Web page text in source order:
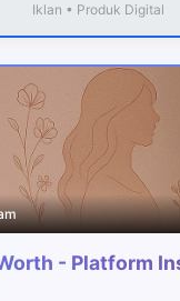
Iklan • Produk Digital
- Platform